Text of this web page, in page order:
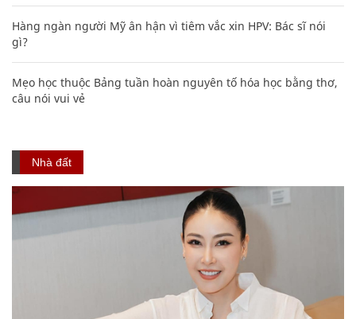
Hàng ngàn người Mỹ ân hận vì tiêm vắc xin HPV: Bác sĩ nói
gì?
Mẹo học thuộc Bảng tuần hoàn nguyên tố hóa học bằng thơ,
câu nói vui vẻ
Nhà đất